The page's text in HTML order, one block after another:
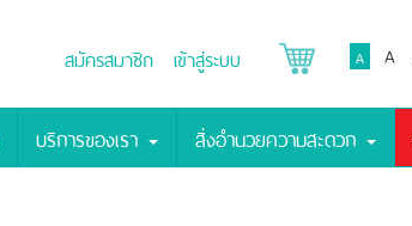
สมัครสมาชิก เข้าสู่ระบบ A A
บริการของเรา สิ่งอำนวยความสะดวก